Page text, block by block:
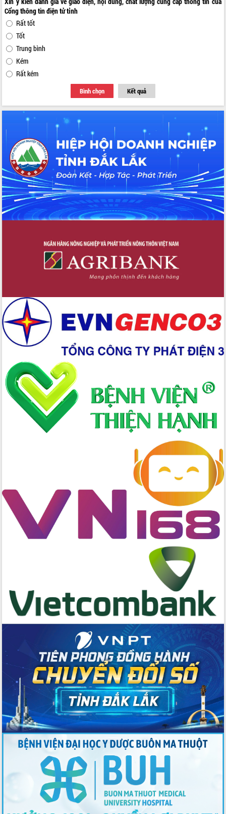
Cổng thông tin điện tử tỉnh
Rất tốt
Tốt
Trung bình
Kém
Rất kém
Bình chọn Kết quả